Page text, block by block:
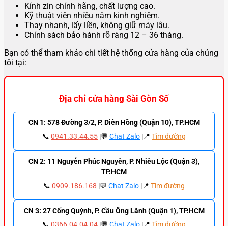
Kính zin chính hãng, chất lượng cao.
Kỹ thuật viên nhiều năm kinh nghiệm.
Thay nhanh, lấy liền, không giữ máy lâu.
Chính sách bảo hành rõ ràng 12 – 36 tháng.
Bạn có thể tham khảo chi tiết hệ thống cửa hàng của chúng
tôi tại:
Địa chỉ cửa hàng Sài Gòn Số
CN 1: 578 Đường 3/2, P. Diên Hồng (Quận 10), TP.HCM
📞 0941.33.44.55 |💬 Chat Zalo |📍 Tìm đường
CN 2: 11 Nguyễn Phúc Nguyên, P. Nhiêu Lộc (Quận 3),
TP.HCM
📞 0909.186.168 |💬 Chat Zalo |📍 Tìm đường
CN 3: 27 Cống Quỳnh, P. Cầu Ông Lãnh (Quận 1), TP.HCM
📞 0366.04.04.04 |💬 Chat Zalo |📍 Tìm đường